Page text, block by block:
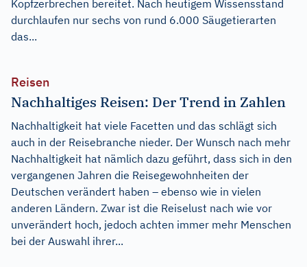
Kopfzerbrechen bereitet. Nach heutigem Wissensstand
durchlaufen nur sechs von rund 6.000 Säugetierarten
das...
Reisen
Nachhaltiges Reisen: Der Trend in Zahlen
Nachhaltigkeit hat viele Facetten und das schlägt sich
auch in der Reisebranche nieder. Der Wunsch nach mehr
Nachhaltigkeit hat nämlich dazu geführt, dass sich in den
vergangenen Jahren die Reisegewohnheiten der
Deutschen verändert haben – ebenso wie in vielen
anderen Ländern. Zwar ist die Reiselust nach wie vor
unverändert hoch, jedoch achten immer mehr Menschen
bei der Auswahl ihrer...